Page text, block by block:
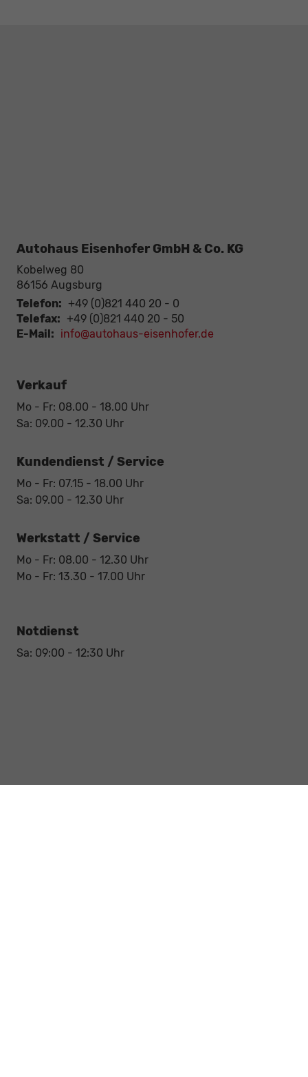
Autohaus Eisenhofer GmbH & Co. KG
Kobelweg 80
86156 Augsburg
Telefon: +49 (0)821 440 20 - 0
Telefax: +49 (0)821 440 20 - 50
E-Mail: info@autohaus-eisenhofer.de
Verkauf
Mo - Fr: 08.00 - 18.00 Uhr
Sa: 09.00 - 12.30 Uhr
Kundendienst / Service
Mo - Fr: 07.15 - 18.00 Uhr
Sa: 09.00 - 12.30 Uhr
Werkstatt / Service
Mo - Fr: 08.00 - 12.30 Uhr
Mo - Fr: 13.30 - 17.00 Uhr
Notdienst
Sa: 09:00 - 12:30 Uhr